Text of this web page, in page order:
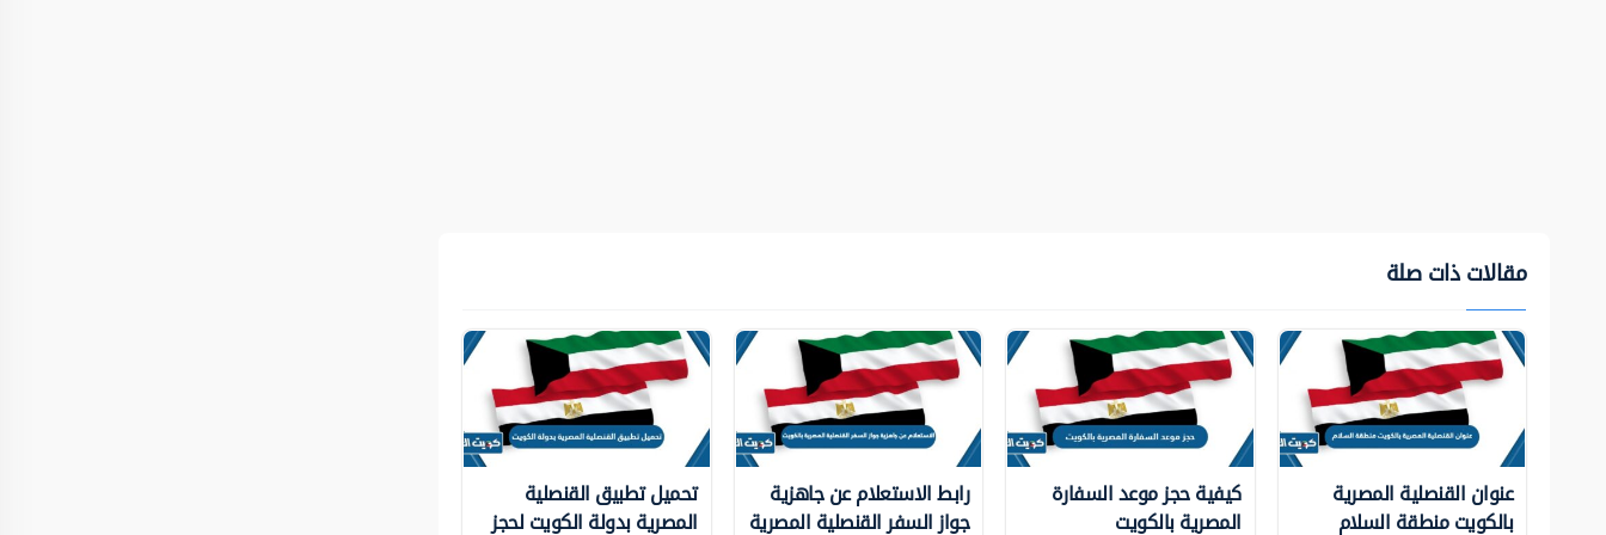
مقالات ذات صلة
عنوان القنصلية المصرية
بالكويت منطقة السلام
كيفية حجز موعد السفارة
المصرية بالكويت
رابط الاستعلام عن جاهزية
جواز السفر القنصلية المصرية
تحميل تطبيق القنصلية
المصرية بدولة الكويت لحجز